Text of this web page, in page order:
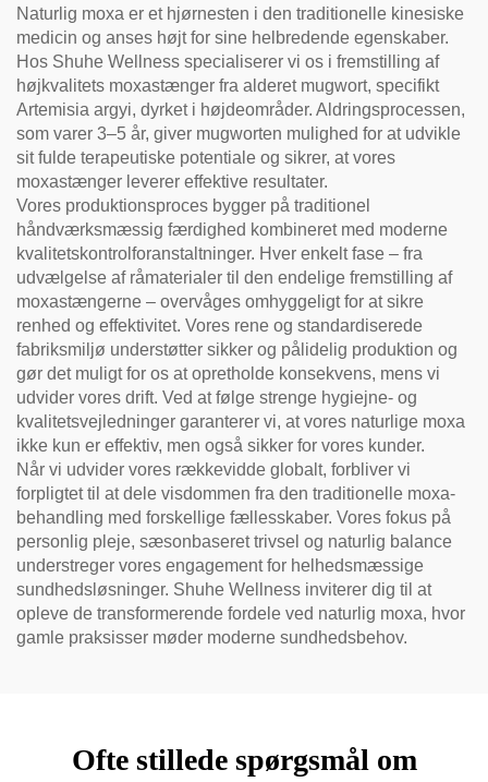
Naturlig moxa er et hjørnesten i den traditionelle kinesiske
medicin og anses højt for sine helbredende egenskaber.
Hos Shuhe Wellness specialiserer vi os i fremstilling af
højkvalitets moxastænger fra alderet mugwort, specifikt
Artemisia argyi, dyrket i højdeområder. Aldringsprocessen,
som varer 3–5 år, giver mugworten mulighed for at udvikle
sit fulde terapeutiske potentiale og sikrer, at vores
moxastænger leverer effektive resultater.
Vores produktionsproces bygger på traditionel
håndværksmæssig færdighed kombineret med moderne
kvalitetskontrolforanstaltninger. Hver enkelt fase – fra
udvælgelse af råmaterialer til den endelige fremstilling af
moxastængerne – overvåges omhyggeligt for at sikre
renhed og effektivitet. Vores rene og standardiserede
fabriksmiljø understøtter sikker og pålidelig produktion og
gør det muligt for os at opretholde konsekvens, mens vi
udvider vores drift. Ved at følge strenge hygiejne- og
kvalitetsvejledninger garanterer vi, at vores naturlige moxa
ikke kun er effektiv, men også sikker for vores kunder.
Når vi udvider vores rækkevidde globalt, forbliver vi
forpligtet til at dele visdommen fra den traditionelle moxa-
behandling med forskellige fællesskaber. Vores fokus på
personlig pleje, sæsonbaseret trivsel og naturlig balance
understreger vores engagement for helhedsmæssige
sundhedsløsninger. Shuhe Wellness inviterer dig til at
opleve de transformerende fordele ved naturlig moxa, hvor
gamle praksisser møder moderne sundhedsbehov.
Ofte stillede spørgsmål om